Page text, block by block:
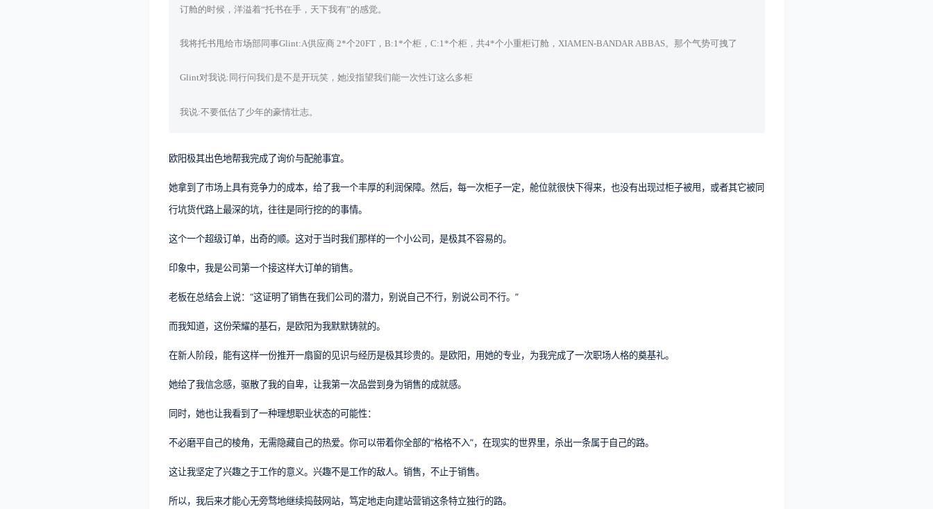
订舱的时候，洋溢着“托书在手，天下我有”的感觉。
我将托书甩给市场部同事Glint:A供应商 2*个20FT，B:1*个柜，C:1*个柜，共4*个小重柜订舱，XIAMEN-BANDAR ABBAS。那个气势可拽了
Glint对我说:同行问我们是不是开玩笑，她没指望我们能一次性订这么多柜
我说:不要低估了少年的豪情壮志。
欧阳极其出色地帮我完成了询价与配舱事宜。
她拿到了市场上具有竞争力的成本，给了我一个丰厚的利润保障。然后，每一次柜子一定，舱位就很快下得来，也没有出现过柜子被甩，或者其它被同
行坑货代路上最深的坑，往往是同行挖的的事情。
这个一个超级订单，出奇的顺。这对于当时我们那样的一个小公司，是极其不容易的。
印象中，我是公司第一个接这样大订单的销售。
老板在总结会上说：“这证明了销售在我们公司的潜力，别说自己不行，别说公司不行。”
而我知道，这份荣耀的基石，是欧阳为我默默铸就的。
在新人阶段，能有这样一份推开一扇窗的见识与经历是极其珍贵的。是欧阳，用她的专业，为我完成了一次职场人格的奠基礼。
她给了我信念感，驱散了我的自卑，让我第一次品尝到身为销售的成就感。
同时，她也让我看到了一种理想职业状态的可能性：
不必磨平自己的棱角，无需隐藏自己的热爱。你可以带着你全部的“格格不入”，在现实的世界里，杀出一条属于自己的路。
这让我坚定了兴趣之于工作的意义。兴趣不是工作的敌人。销售，不止于销售。
所以，我后来才能心无旁骛地继续捣鼓网站，笃定地走向建站营销这条特立独行的路。